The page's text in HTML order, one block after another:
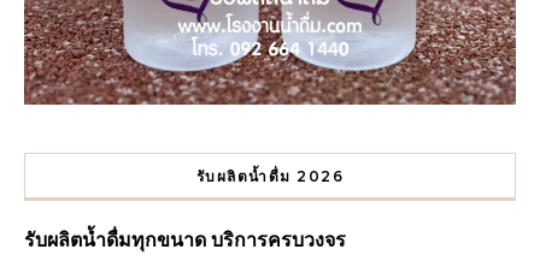
รับผลิตน้ำดื่ม 2026
รับผลิตน้ำดื่มทุกขนาด บริการครบวงจร